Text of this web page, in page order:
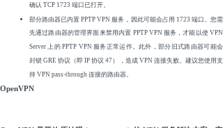
确认 TCP 1723 端口已打开。
部分路由器已内置 PPTP VPN 服务，因此可能会占用 1723 端口。您需
先通过路由器的管理界面来禁用内置 PPTP VPN 服务，才能以使 VPN
Server 上的 PPTP VPN 服务正常运作。此外，部分旧式路由器可能会
封锁 GRE 协议（即 IP 协议 47），造成 VPN 连接失败。建议您使用支
持 VPN pass-through 连接的路由器。
OpenVPN